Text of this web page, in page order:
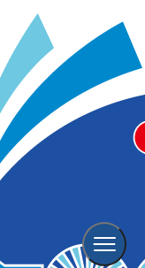
2026
日 掲載